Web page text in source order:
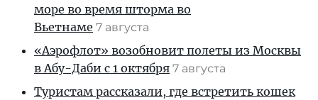
море во время шторма во
Вьетнаме 7 августа
«Аэрофлот» возобновит полеты из Москвы
в Абу-Даби с 1 октября 7 августа
Туристам рассказали, где встретить кошек